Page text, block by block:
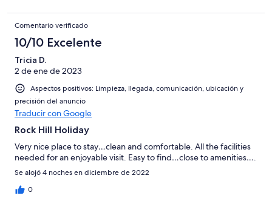
Comentario verificado
10/10 Excelente
Tricia D.
2 de ene de 2023
Aspectos positivos: Limpieza, llegada, comunicación, ubicación y
precisión del anuncio
Traducir con Google
Rock Hill Holiday
Very nice place to stay…clean and comfortable. All the facilities
needed for an enjoyable visit. Easy to find…close to amenities….
Se alojó 4 noches en diciembre de 2022
0